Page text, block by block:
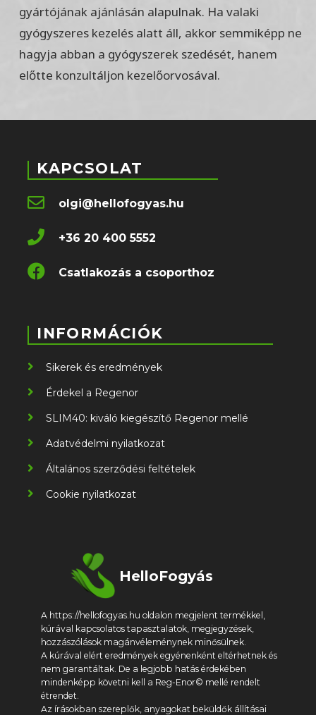
gyártójának ajánlásán alapulnak. Ha valaki
gyógyszeres kezelés alatt áll, akkor semmiképp ne
hagyja abban a gyógyszerek szedését, hanem
előtte konzultáljon kezelőorvosával.
HelloFogyás
A https://hellofogyas.hu oldalon megjelent termékkel,
kúrával kapcsolatos tapasztalatok, megjegyzések,
hozzászólások magánvéleménynek minősülnek.
A kúrával elért eredmények egyénenként eltérhetnek és
nem garantáltak. De a legjobb hatás érdekében
mindenképp követni kell a Reg-Enor© mellé rendelt
étrendet.
Az írásokban szereplők, anyagokat beküldők állításai
INFORMÁCIÓK
Sikerek és eredmények
Érdekel a Regenor
SLIM40: kiváló kiegészítő Regenor mellé
Adatvédelmi nyilatkozat
Általános szerződési feltételek
Cookie nyilatkozat
KAPCSOLAT
olgi@hellofogyas.hu
+36 20 400 5552
Csatlakozás a csoporthoz